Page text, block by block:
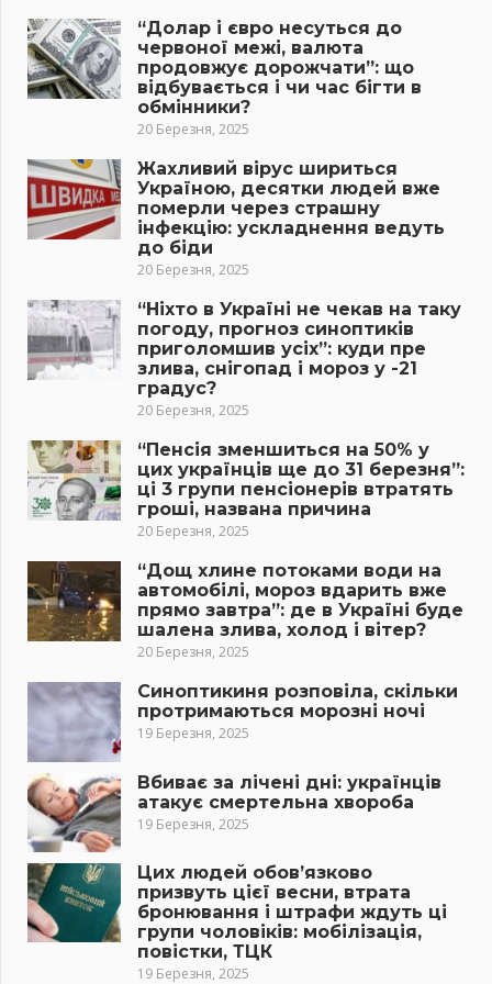
“Долар і євро несуться до
червоної межі, валюта
продовжує дорожчати”: що
відбувається і чи час бігти в
обмінники?
20 Березня, 2025
Жахливий вірус шириться
Україною, десятки людей вже
померли через страшну
інфекцію: ускладнення ведуть
до біди
20 Березня, 2025
“Ніхто в Україні не чекав на таку
погоду, прогноз синоптиків
приголомшив усіх”: куди пре
злива, снігопад і мороз у -21
градус?
20 Березня, 2025
“Пенсія зменшиться на 50% у
цих українців ще до 31 березня”:
ці 3 групи пенсіонерів втратять
гроші, названа причина
20 Березня, 2025
“Дощ хлине потоками води на
автомобілі, мороз вдарить вже
прямо завтра”: де в Україні буде
шалена злива, холод і вітер?
20 Березня, 2025
Синоптикиня розповіла, скільки
протримаються морозні ночі
19 Березня, 2025
Вбиває за лічені дні: українців
атакує смертельна хвороба
19 Березня, 2025
Цих людей обов’язково
призвуть цієї весни, втрата
бронювання і штрафи ждуть ці
групи чоловіків: мобілізація,
повістки, ТЦК
19 Березня, 2025